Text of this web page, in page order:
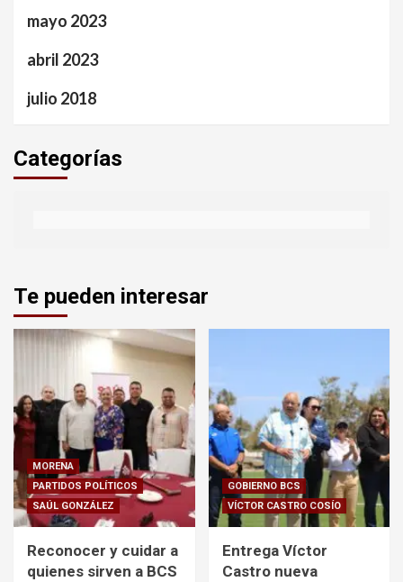
mayo 2023
abril 2023
julio 2018
Categorías
Te pueden interesar
MORENA
PARTIDOS POLÍTICOS
SAÚL GONZÁLEZ
Reconocer y cuidar a
quienes sirven a BCS
GOBIERNO BCS
VÍCTOR CASTRO COSÍO
Entrega Víctor
Castro nueva